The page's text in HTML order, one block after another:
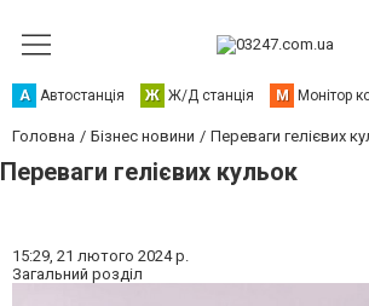
А Автостанція Ж Ж/Д станція М Монітор
Головна Бізнес новини Переваги гелієвих
Переваги гелієвих кульок
15:29, 21 лютого 2024 р.
Загальний розділ